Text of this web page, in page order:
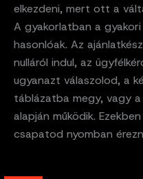
elkezdeni, mert ott a
A gyakorlatban a
hasonlóak. Az
nulláról indul, az
ugyanazt válaszolod, a
táblázatba megy, vagy a
alapján működik.
csapatod nyomban